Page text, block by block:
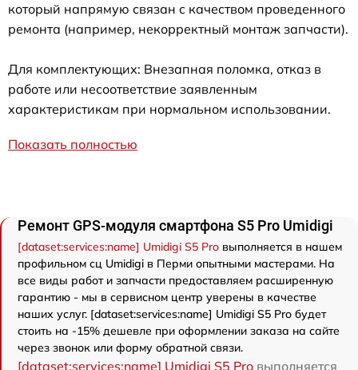
который напрямую связан с качеством проведенного
ремонта (например, некорректный монтаж запчасти).
Для комплектующих: Внезапная поломка, отказ в
работе или несоответствие заявленным
характеристикам при нормальном использовании.
Показать полностью
Ремонт GPS-модуля смартфона S5 Pro Umidigi
[dataset:services:name] Umidigi S5 Pro выполняется в нашем
профильном сц Umidigi в Перми опытными мастерами. На
все виды работ и запчасти предоставляем расширенную
гарантию - мы в сервисном центр уверены в качестве
наших услуг. [dataset:services:name] Umidigi S5 Pro будет
стоить на -15% дешевле при оформлении заказа на сайте
через звонок или форму обратной связи.
[dataset:services:name] Umidigi S5 Pro выполняется